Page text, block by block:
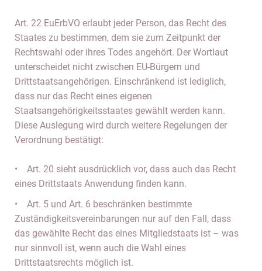
Art. 22 EuErbVO erlaubt jeder Person, das Recht des
Staates zu bestimmen, dem sie zum Zeitpunkt der
Rechtswahl oder ihres Todes angehört. Der Wortlaut
unterscheidet nicht zwischen EU-Bürgern und
Drittstaatsangehörigen. Einschränkend ist lediglich,
dass nur das Recht eines eigenen
Staatsangehörigkeitsstaates gewählt werden kann.
Diese Auslegung wird durch weitere Regelungen der
Verordnung bestätigt:
• Art. 20 sieht ausdrücklich vor, dass auch das Recht
eines Drittstaats Anwendung finden kann.
• Art. 5 und Art. 6 beschränken bestimmte
Zuständigkeitsvereinbarungen nur auf den Fall, dass
das gewählte Recht das eines Mitgliedstaats ist – was
nur sinnvoll ist, wenn auch die Wahl eines
Drittstaatsrechts möglich ist.